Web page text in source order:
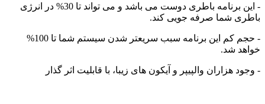
- این برنامه باطری دوست می باشد و می تواند تا 30% در انرژی
شما صرفه جویی کند.
- حجم کم این برنامه سبب سریعتر شدن سیستم شما تا 100%
شد.
والپیپر و آیکون های زیبا، با قابلیت اثر گذار